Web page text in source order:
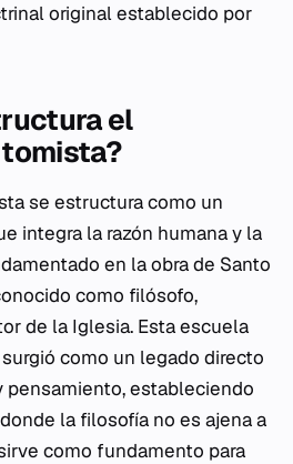
original establecido por
el
se estructura como un
integra la razón humana y la
en la obra de Santo
como filósofo,
de la Iglesia. Esta escuela
como un legado directo
estableciendo
la filosofía no es ajena a
como fundamento para